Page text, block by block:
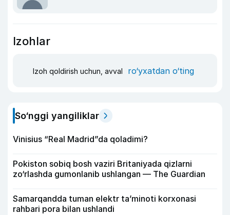
Izohlar
Izoh qoldirish uchun, avval ro‘yxatdan o‘ting
So‘nggi yangiliklar
Vinisius “Real Madrid”da qoladimi?
Pokiston sobiq bosh vaziri Britaniyada qizlarni
zo‘rlashda gumonlanib ushlangan — The Guardian
Samarqandda tuman elektr ta’minoti korxonasi
rahbari pora bilan ushlandi